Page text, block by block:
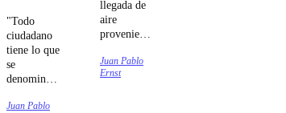
"Todo
ciudadano
tiene lo que
se
denomina
de
Juan Pablo
llegada de
aire
proveniente
polares
generará
Juan Pablo
Ernst